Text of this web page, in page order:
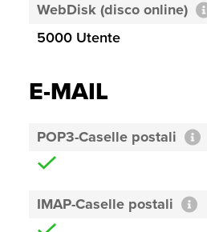
WebDisk (disco online)
5000 Utente
E-MAIL
POP3-Caselle postali
IMAP-Caselle postali